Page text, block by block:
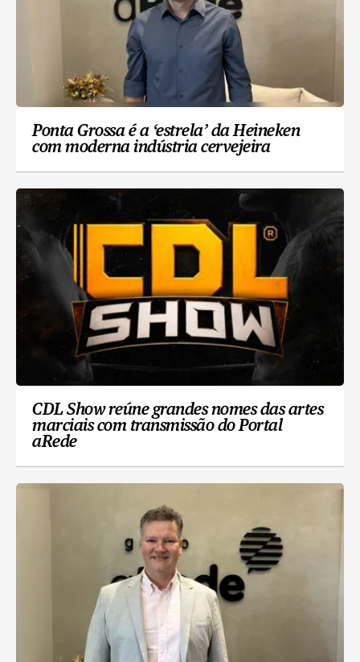
Ponta Grossa é a ‘estrela’ da Heineken
com moderna indústria cervejeira
CDL Show reúne grandes nomes das artes
marciais com transmissão do Portal
aRede